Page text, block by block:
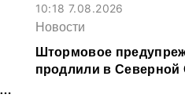
10:18 7.08.2026
Новости
Штормовое
продлили в Северной